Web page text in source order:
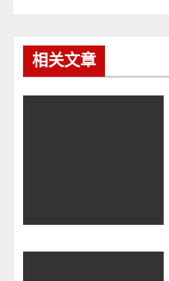
相关文章